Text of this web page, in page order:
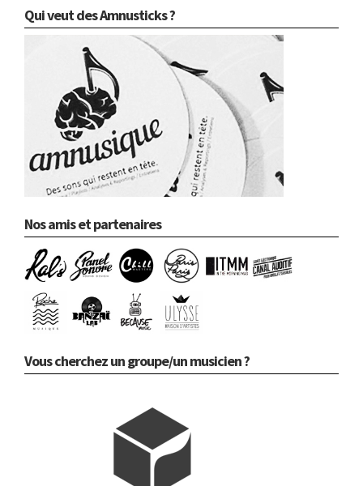
Qui veut des Amnusticks ?
Nos amis et partenaires
Vous cherchez un groupe/un musicien ?